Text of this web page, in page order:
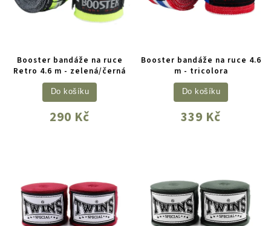
Booster bandáže na ruce
Retro 4.6 m - zelená/černá
290 Kč
Do košíku
Booster bandáže na ruce 4.6
m - tricolora
339 Kč
Do košíku